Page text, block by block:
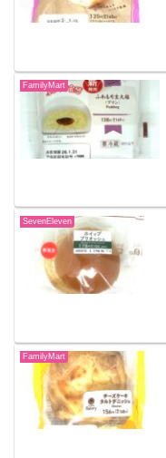
FamilyMart
SevenEleven
FamilyMart